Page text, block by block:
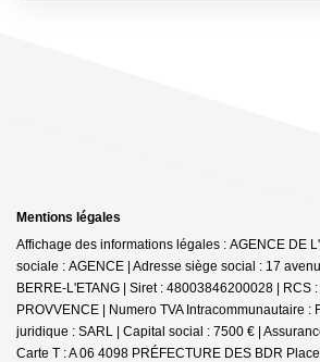
Mentions légales
Affichage des informations légales : AGENCE DE
sociale : AGENCE | Adresse siège social : 17
BERRE-L'ETANG | Siret : 48003846200028 | RCS
PROVVENCE | Numero TVA Intracommunautaire :
juridique : SARL | Capital social : 7500 € |
Carte T : A 06 4098 PRÉFECTURE DES BDR